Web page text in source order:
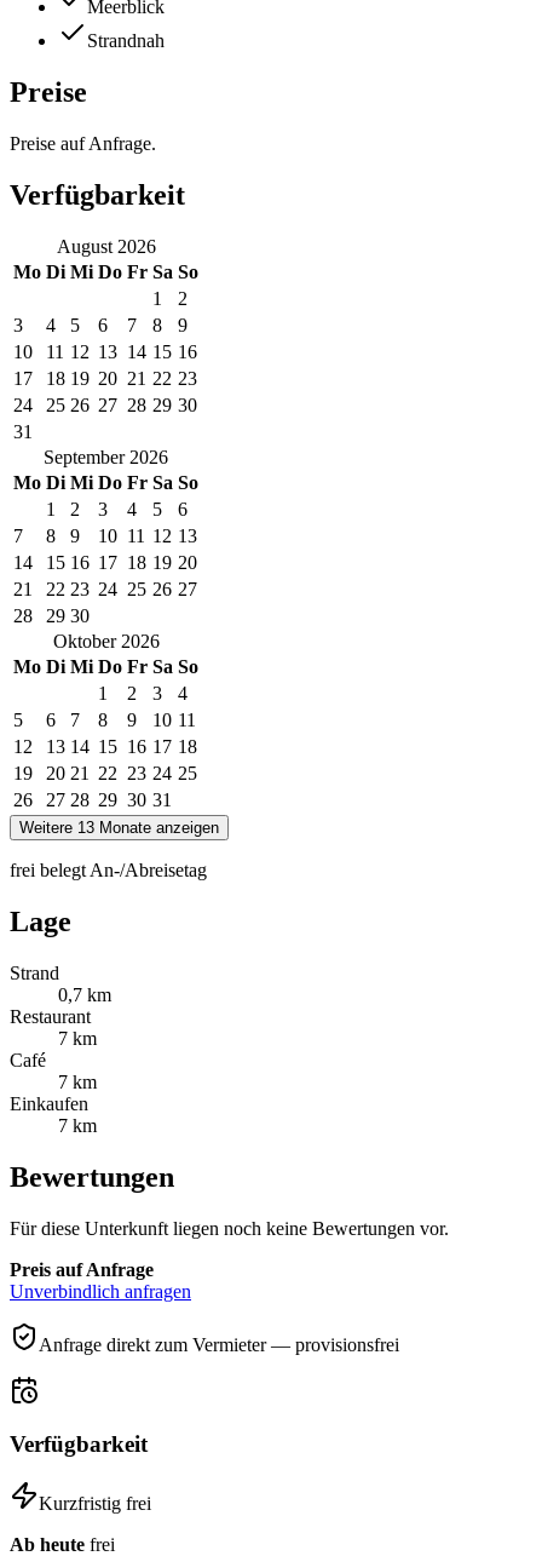
Meerblick
Strandnah
Preise
Preise auf Anfrage.
Verfügbarkeit
August 2026
Mo Di Mi Do Fr Sa So
1
2
3
4 5 6 7 8
9
10
11 12 13 14 15 16
17
18 19 20 21 22 23
24
25 26 27 28 29 30
31
September 2026
Mo Di Mi Do Fr Sa So
1
2 3 4 5
6
7
8 9 10 11 12 13
14
15 16 17 18 19 20
21
22 23 24 25 26 27
28
29 30
Oktober 2026
Mo Di Mi Do Fr Sa So
1
2 3
4
5
6 7 8 9 10 11
12
13 14 15 16 17 18
19
20 21 22 23 24 25
26
27 28 29 30 31
Weitere 13 Monate anzeigen
frei belegt An-/Abreisetag
Lage
Strand
0,7 km
Restaurant
7 km
Café
7 km
Einkaufen
7 km
Bewertungen
Für diese Unterkunft liegen noch keine Bewertungen vor.
Preis auf Anfrage
Unverbindlich anfragen
Anfrage direkt zum Vermieter — provisionsfrei
Verfügbarkeit
Kurzfristig frei
Ab heute frei